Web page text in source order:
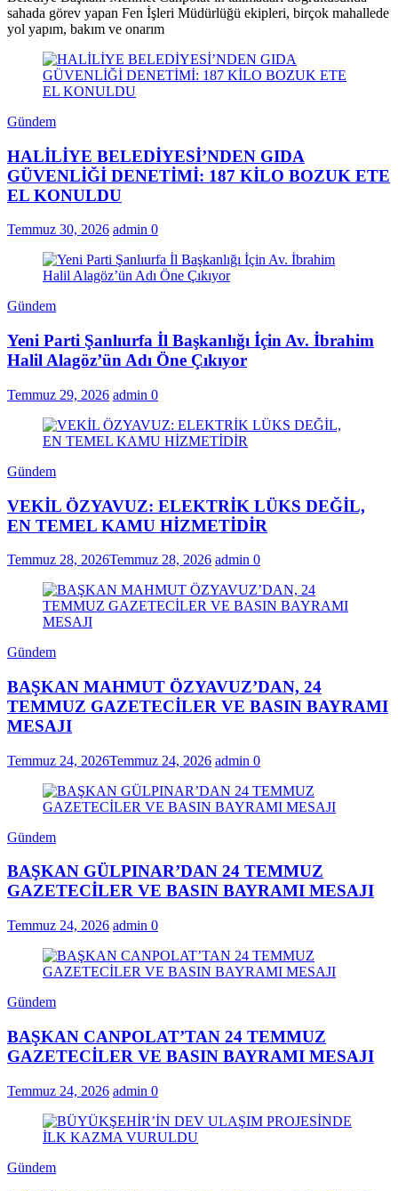
sahada görev yapan Fen İşleri Müdürlüğü ekipleri, birçok mahallede
yol yapım, bakım ve onarım
Gündem
HALİLİYE BELEDİYESİ’NDEN GIDA
GÜVENLİĞİ DENETİMİ: 187 KİLO BOZUK ETE
EL KONULDU
Temmuz 30, 2026 admin 0
Gündem
Yeni Parti Şanlıurfa İl Başkanlığı İçin Av. İbrahim
Halil Alagöz’ün Adı Öne Çıkıyor
Temmuz 29, 2026 admin 0
Gündem
VEKİL ÖZYAVUZ: ELEKTRİK LÜKS DEĞİL,
EN TEMEL KAMU HİZMETİDİR
Temmuz 28, 2026Temmuz 28, 2026 admin 0
Gündem
BAŞKAN MAHMUT ÖZYAVUZ’DAN, 24
TEMMUZ GAZETECİLER VE BASIN BAYRAMI
MESAJI
Temmuz 24, 2026Temmuz 24, 2026 admin 0
Gündem
BAŞKAN GÜLPINAR’DAN 24 TEMMUZ
GAZETECİLER VE BASIN BAYRAMI MESAJI
Temmuz 24, 2026 admin 0
Gündem
BAŞKAN CANPOLAT’TAN 24 TEMMUZ
GAZETECİLER VE BASIN BAYRAMI MESAJI
Temmuz 24, 2026 admin 0
Gündem